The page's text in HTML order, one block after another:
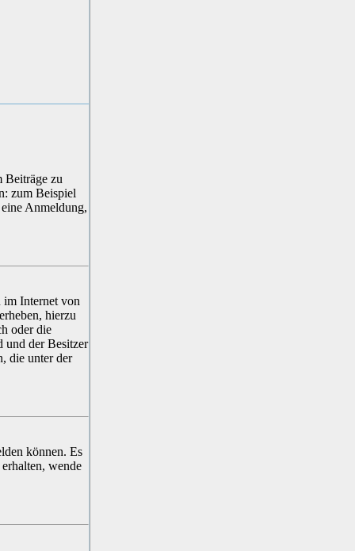
Beiträge zu
zum Beispiel
Anmeldung,
im Internet von
hierzu
oder die
und der Besitzer
die unter der
können. Es
wende